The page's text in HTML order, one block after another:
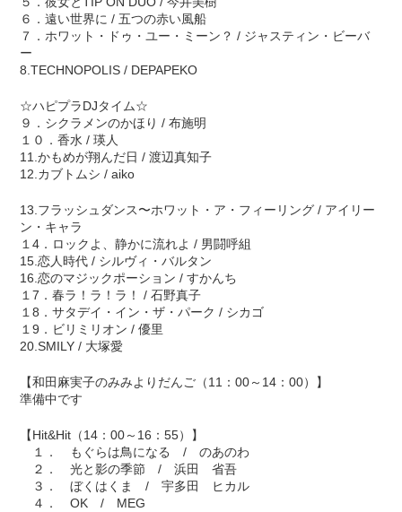
６．遠い世界に / 五つの赤い風船
７．ホワット・ドゥ・ユー・ミーン？ / ジャスティン・ビーバ
ー
8.TECHNOPOLIS / DEPAPEKO
☆ハピプラDJタイム☆
９．シクラメンのかほり / 布施明
１０．香水 / 瑛人
11.かもめが翔んだ日 / 渡辺真知子
12.カブトムシ / aiko
13.フラッシュダンス〜ホワット・ア・フィーリング / アイリー
ン・キャラ
１4．ロックよ、静かに流れよ / 男闘呼組
15.恋人時代 / シルヴィ・バルタン
16.恋のマジックポーション / すかんち
１7．春ラ！ラ！ラ！ / 石野真子
１8．サタデイ・イン・ザ・パーク / シカゴ
１9．ビリミリオン / 優里
20.SMILY / 大塚愛
【和田麻実子のみみよりだんご（11：00～14：00）】
準備中です
【Hit&Hit（14：00～16：55）】
１． もぐらは鳥になる / のあのわ
２． 光と影の季節 / 浜田 省吾
３． ぼくはくま / 宇多田 ヒカル
４． OK / MEG